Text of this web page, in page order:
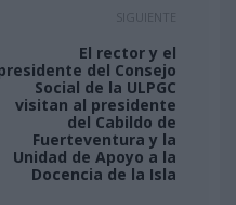
SIGUIENTE
El rector y el
del Consejo
Social de la ULPGC
visitan al presidente
del Cabildo de
Fuerteventura y la
Unidad de Apoyo a la
Docencia de la Isla